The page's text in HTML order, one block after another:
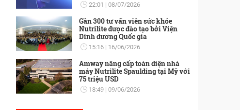
22:01 08/07/2026
Gần 300 tư vấn viên sức khỏe
Nutrilite được đào tạo bởi Viện
Dinh dưỡng Quốc gia
15:16 16/06/2026
Amway nâng cấp toàn diện nhà
máy Nutrilite Spaulding tại Mỹ với
75 triệu USD
18:49 09/06/2026